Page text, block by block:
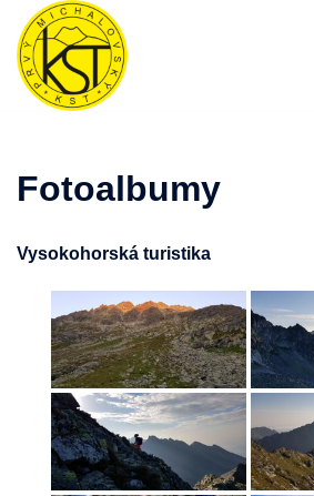
Preskočiť
obsah
Fotoalbumy
Vysokohorská turistika